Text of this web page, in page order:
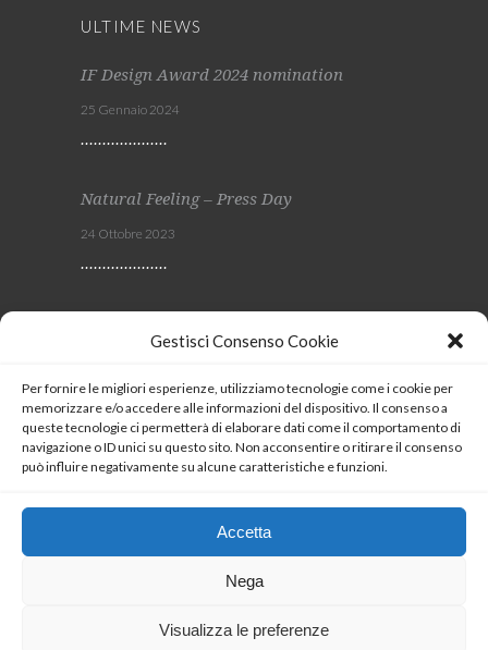
Gestisci Consenso Cookie
Per fornire le migliori esperienze, utilizziamo tecnologie come i cookie per
memorizzare e/o accedere alle informazioni del dispositivo. Il consenso a
queste tecnologie ci permetterà di elaborare dati come il comportamento di
navigazione o ID unici su questo sito. Non acconsentire o ritirare il consenso
può influire negativamente su alcune caratteristiche e funzioni.
Accetta
Nega
Visualizza le preferenze
ULTIME NEWS
IF Design Award 2024 nomination
25 Gennaio 2024
Natural Feeling – Press Day
24 Ottobre 2023
SEGUICI
Coockie Policy